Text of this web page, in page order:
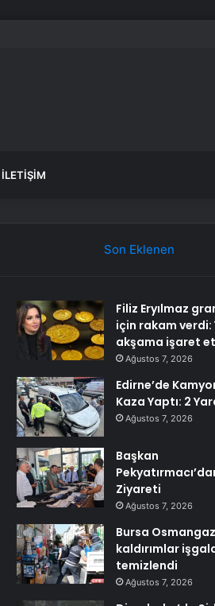
İLETIŞIM
Son Eklenen
Filiz Eryılmaz
için rakam verdi:
akşama işaret
Ağustos 7, 2026
Edirne’de
Kaza Yaptı: 2
Ağustos 7, 2026
Başkan
Ziyareti
Ağustos 7, 2026
Bursa
kaldırımlar
temizlendi
Ağustos 7, 2026